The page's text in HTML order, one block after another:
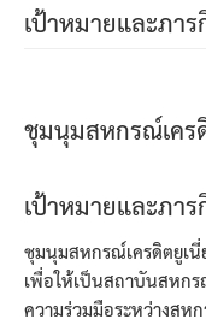
เป้าหมายและภา
ชุมนุมสหกรณ์เคร
เป้าหมายและภา
ชุมนุมสหกรณ์เครดิตยูเ
เพื่อให้เป็นสถาบันสหก
ความร่วมมือระหว่างสห